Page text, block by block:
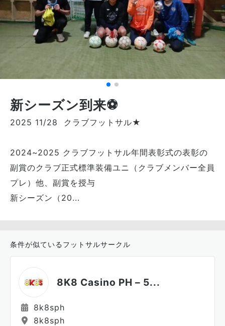
新シーズン到来⚽
2025 11/28 クラブフットサル★
2024~2025 クラブフットサル年間表彰式の表彰の
副賞のクラブ正式標準装備ユニ（クラブメンバー全員
プレ）他、副賞を授与
新シーズン（20...
条件が似ているフットサルサークル
8K8 Casino PH – 5...
8k8sph
8k8sph